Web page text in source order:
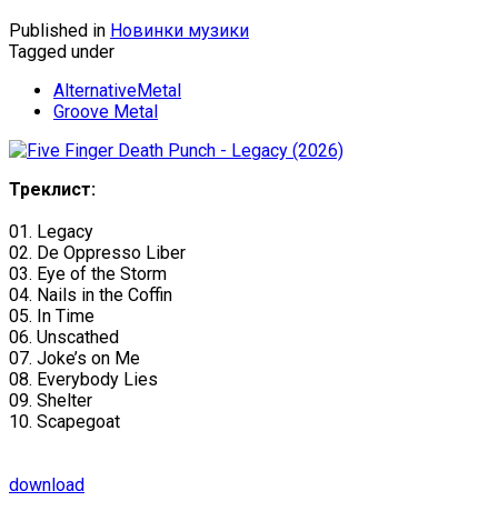
Published in Новинки музики
Tagged under
AlternativeMetal
Groove Metal
Треклист:
01. Legacy
02. De Oppresso Liber
03. Eye of the Storm
04. Nails in the Coffin
05. In Time
06. Unscathed
07. Joke’s on Me
08. Everybody Lies
09. Shelter
10. Scapegoat
download